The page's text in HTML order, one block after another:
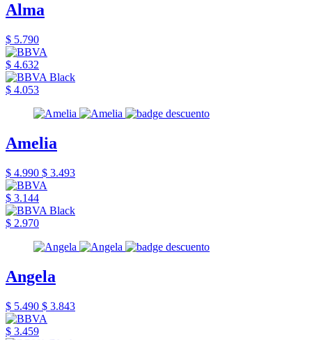
Alma
$ 5.790
$ 4.632
$ 4.053
Amelia
$ 4.990 $ 3.493
$ 3.144
$ 2.970
Angela
$ 5.490 $ 3.843
$ 3.459